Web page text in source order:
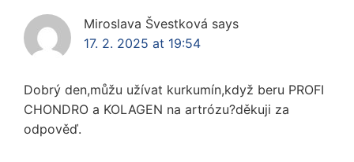
Miroslava Švestková says
17. 2. 2025 at 19:54
Dobrý den,můžu užívat kurkumín,když beru PROFI
CHONDRO a KOLAGEN na artrózu?děkuji za
odpověď.